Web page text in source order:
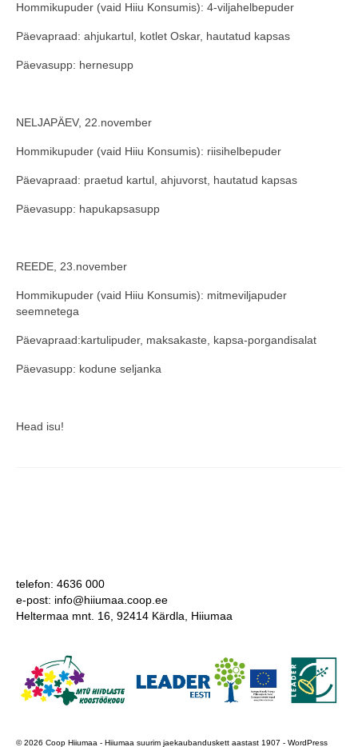
Hommikupuder (vaid Hiiu Konsumis): 4-viljahelbepuder
Päevapraad: ahjukartul, kotlet Oskar, hautatud kapsas
Päevasupp: hernesupp
NELJAPÄEV, 22.november
Hommikupuder (vaid Hiiu Konsumis): riisihelbepuder
Päevapraad: praetud kartul, ahjuvorst, hautatud kapsas
Päevasupp: hapukapsasupp
REEDE, 23.november
Hommikupuder (vaid Hiiu Konsumis): mitmeviljapuder
seemnetega
Päevapraad:kartulipuder, maksakaste, kapsa-porgandisalat
Päevasupp: kodune seljanka
Head isu!
telefon: 4636 000
e-post: info@hiiumaa.coop.ee
Heltermaa mnt. 16, 92414 Kärdla, Hiiumaa
© 2026 Coop Hiiumaa - Hiiumaa suurim jaekaubanduskett aastast 1907 - WordPress